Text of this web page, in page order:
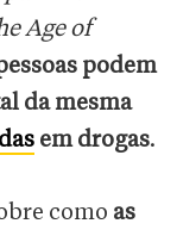
Age of
podem
da mesma
em drogas.
como as